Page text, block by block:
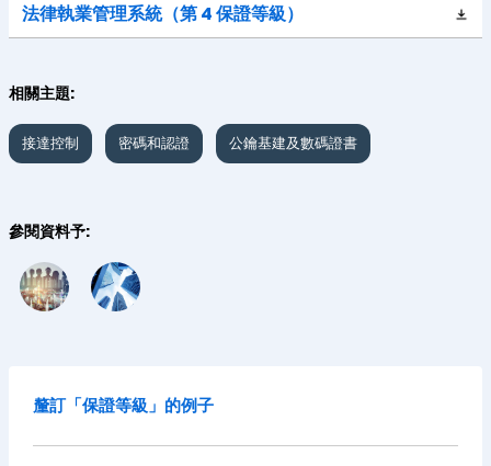
釐訂「保證等級」的例子
法律執業管理系統（第 4 保證等級）
相關主題:
接達控制 密碼和認證 公鑰基建及數碼證書
參閱資料予: